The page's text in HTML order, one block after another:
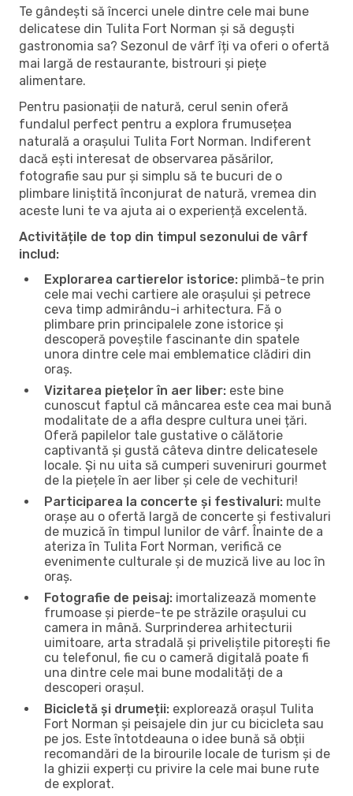
Te gândești să încerci unele dintre cele mai bune
delicatese din Tulita Fort Norman și să deguști
gastronomia sa? Sezonul de vârf îți va oferi o ofertă
mai largă de restaurante, bistrouri și piețe
alimentare.
Pentru pasionații de natură, cerul senin oferă
fundalul perfect pentru a explora frumusețea
naturală a orașului Tulita Fort Norman. Indiferent
dacă ești interesat de observarea păsărilor,
fotografie sau pur și simplu să te bucuri de o
plimbare liniștită înconjurat de natură, vremea din
aceste luni te va ajuta ai o experiență excelentă.
Activitățile de top din timpul sezonului de vârf
includ:
Explorarea cartierelor istorice: plimbă-te prin
cele mai vechi cartiere ale orașului și petrece
ceva timp admirându-i arhitectura. Fă o
plimbare prin principalele zone istorice și
descoperă poveștile fascinante din spatele
unora dintre cele mai emblematice clădiri din
oraș.
Vizitarea piețelor în aer liber: este bine
cunoscut faptul că mâncarea este cea mai bună
modalitate de a afla despre cultura unei țări.
Oferă papilelor tale gustative o călătorie
captivantă și gustă câteva dintre delicatesele
locale. Și nu uita să cumperi suveniruri gourmet
de la piețele în aer liber și cele de vechituri!
Participarea la concerte și festivaluri: multe
orașe au o ofertă largă de concerte și festivaluri
de muzică în timpul lunilor de vârf. Înainte de a
ateriza în Tulita Fort Norman, verifică ce
evenimente culturale și de muzică live au loc în
oraș.
Fotografie de peisaj: imortalizează momente
frumoase și pierde-te pe străzile orașului cu
camera in mână. Surprinderea arhitecturii
uimitoare, arta stradală și priveliștile pitorești fie
cu telefonul, fie cu o cameră digitală poate fi
una dintre cele mai bune modalități de a
descoperi orașul.
Bicicletă și drumeții: explorează orașul Tulita
Fort Norman și peisajele din jur cu bicicleta sau
pe jos. Este întotdeauna o idee bună să obții
recomandări de la birourile locale de turism și de
la ghizii experți cu privire la cele mai bune rute
de explorat.